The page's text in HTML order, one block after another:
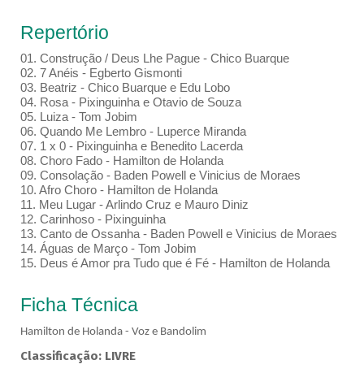
Repertório
01. Construção / Deus Lhe Pague - Chico Buarque
02. 7 Anéis - Egberto Gismonti
03. Beatriz - Chico Buarque e Edu Lobo
04. Rosa - Pixinguinha e Otavio de Souza
05. Luiza - Tom Jobim
06. Quando Me Lembro - Luperce Miranda
07. 1 x 0 - Pixinguinha e Benedito Lacerda
08. Choro Fado - Hamilton de Holanda
09. Consolação - Baden Powell e Vinicius de Moraes
10. Afro Choro - Hamilton de Holanda
11. Meu Lugar - Arlindo Cruz e Mauro Diniz
12. Carinhoso - Pixinguinha
13. Canto de Ossanha - Baden Powell e Vinicius de Moraes
14. Águas de Março - Tom Jobim
15. Deus é Amor pra Tudo que é Fé - Hamilton de Holanda
Ficha Técnica
Hamilton de Holanda - Voz e Bandolim
Classificação: LIVRE